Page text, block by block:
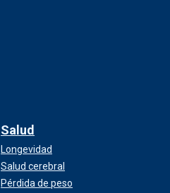
Salud
Longevidad
Salud cerebral
Pérdida de peso